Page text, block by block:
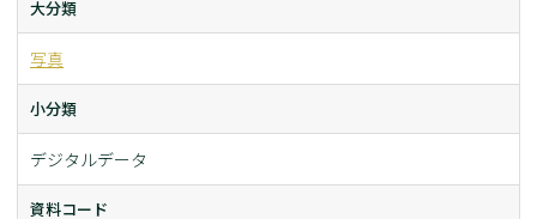
大分類
写真
小分類
デジタルデータ
資料コード